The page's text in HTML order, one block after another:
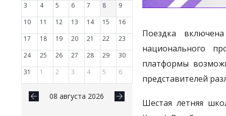
3
4 5 6 7 8
9
10
11 12 13 14 15
16
17
18 19 20 21 22
23
24
25 26 27 28 29
30
31
1 2 3 4 5 6
08 августа 2026
Поездка
национального
платформы
представителей
Шестая летняя